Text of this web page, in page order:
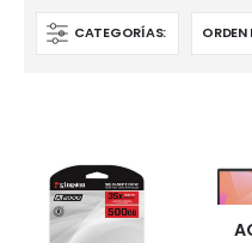
CATEGORÍAS: